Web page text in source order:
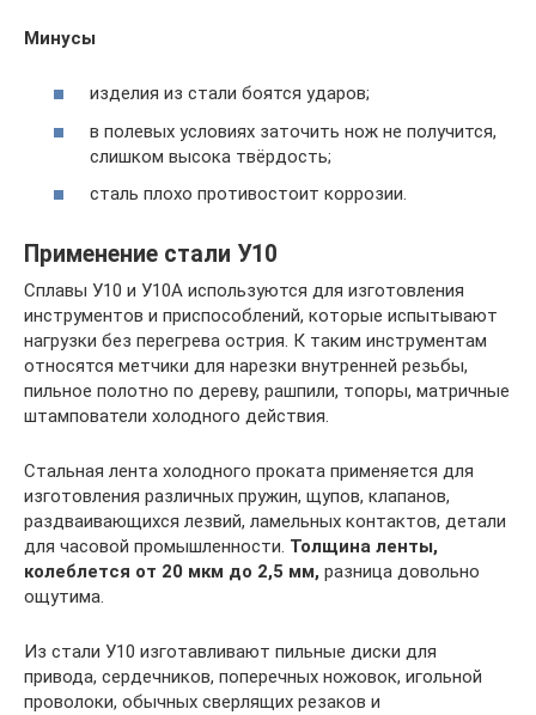
Минусы
изделия из стали боятся ударов;
в полевых условиях заточить нож не получится,
слишком высока твёрдость;
сталь плохо противостоит коррозии.
Применение стали У10
Сплавы У10 и У10А используются для изготовления
инструментов и приспособлений, которые испытывают
нагрузки без перегрева острия. К таким инструментам
относятся метчики для нарезки внутренней резьбы,
пильное полотно по дереву, рашпили, топоры, матричные
штампователи холодного действия.
Стальная лента холодного проката применяется для
изготовления различных пружин, щупов, клапанов,
раздваивающихся лезвий, ламельных контактов, детали
для часовой промышленности. Толщина ленты,
колеблется от 20 мкм до 2,5 мм, разница довольно
ощутима.
Из стали У10 изготавливают пильные диски для
привода, сердечников, поперечных ножовок, игольной
проволоки, обычных сверлящих резаков и